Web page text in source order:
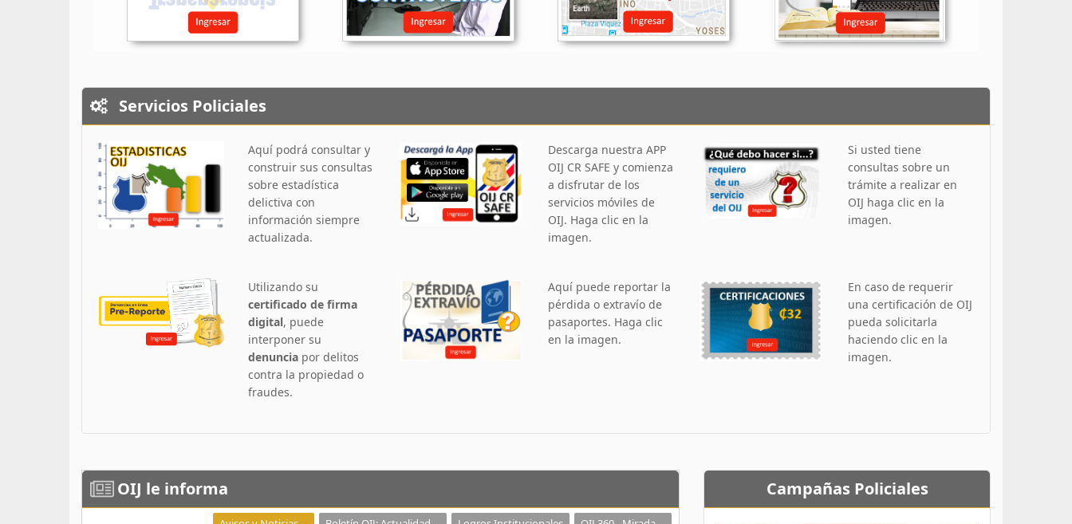
Servicios Policiales
Aquí podrá consultar y
construir sus consultas
sobre estadística
delictiva con
información siempre
actualizada.
Descarga nuestra APP
OIJ CR SAFE y comienza
a disfrutar de los
servicios móviles de
OIJ. Haga clic en la
imagen.
Si usted tiene
consultas sobre un
trámite a realizar en
OIJ haga clic en la
imagen.
Utilizando su
certificado de firma
digital, puede
interponer su
denuncia por delitos
contra la propiedad o
fraudes.
Aquí puede reportar la
pérdida o extravío de
pasaportes. Haga clic
en la imagen.
En caso de requerir
una certificación de OIJ
pueda solicitarla
haciendo clic en la
imagen.
OIJ le informa Campañas Policiales